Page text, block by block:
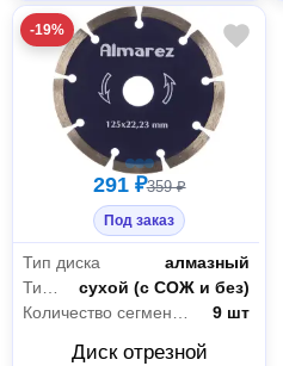
-19%
291 ₽359 ₽
Под заказ
Тип диска
алмазный
Тип реза
сухой (с СОЖ и без)
9 шт
Диск отрезной